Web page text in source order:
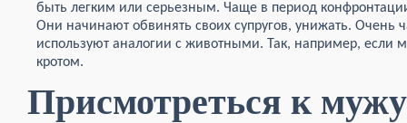
быть легким или серьезным. Чаще в период
Они начинают обвинять своих супругов, унижать. Очень
используют аналогии с животными. Так, например, если
кротом.
Присмотреться к мужу